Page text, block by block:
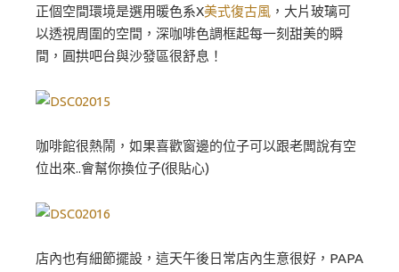
正個空間環境是選用暖色系X美式復古風 ，大片玻璃可
以透視周圍的空間，深咖啡色調框起每一刻甜美的瞬
間，圓拱吧台與沙發區很舒息！
咖啡館很熱鬧，如果喜歡窗邊的位子可以跟老闆說有空
位出來..會幫你換位子(很貼心)
店內也有細節擺設，這天午後日常店內生意很好，PAPA